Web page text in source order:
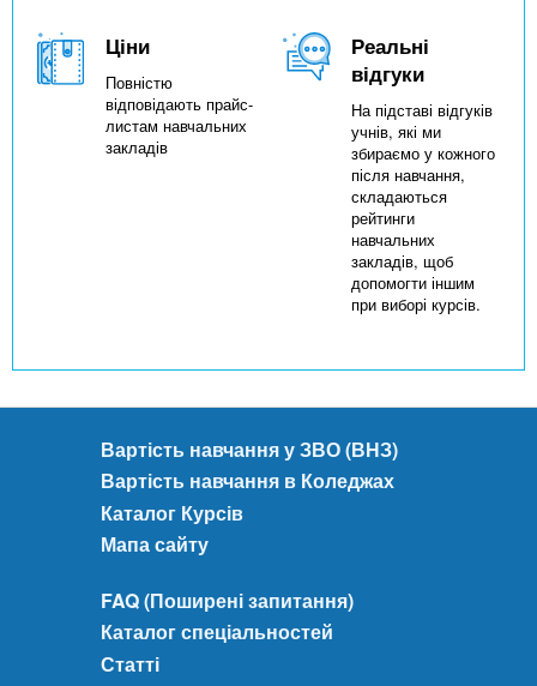
Ціни
Повністю
відповідають прайс-
листам навчальних
закладів
Реальні
відгуки
На підставі відгуків
учнів, які ми
збираємо у кожного
після навчання,
складаються
рейтинги
навчальних
закладів, щоб
допомогти іншим
при виборі курсів.
Вартість навчання у ЗВО (ВНЗ)
Вартість навчання в Коледжах
Каталог Курсів
Мапа сайту
FAQ (Поширені запитання)
Каталог спеціальностей
Статті